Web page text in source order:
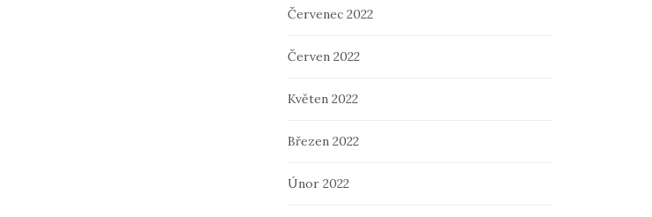
Červenec 2022
Červen 2022
Květen 2022
Březen 2022
Únor 2022